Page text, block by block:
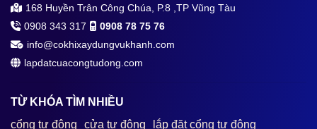
168 Huyền Trân Công Chúa, P.8 ,TP Vũng Tàu
0908 343 317
0908 78 75 76
info@cokhixaydungvukhanh.com
lapdatcuacongtudong.com
TỪ KHÓA TÌM NHIỀU
cổng tự động
cửa tự động
lắp đặt cổng tự động